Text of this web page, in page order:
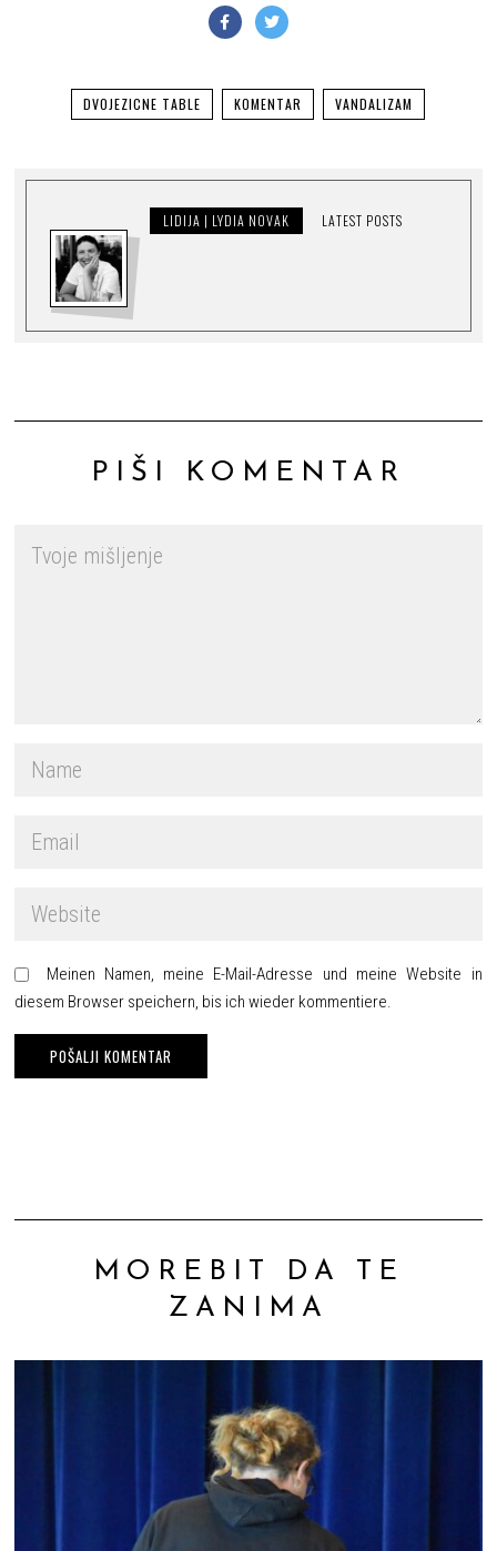
DVOJEZICNE TABLE KOMENTAR VANDALIZAM
LIDIJA | LYDIA NOVAK LATEST POSTS
PIŠI KOMENTAR
Meinen Namen, meine E-Mail-Adresse und meine Website in
diesem Browser speichern, bis ich wieder kommentiere.
MOREBIT DA TE
ZANIMA